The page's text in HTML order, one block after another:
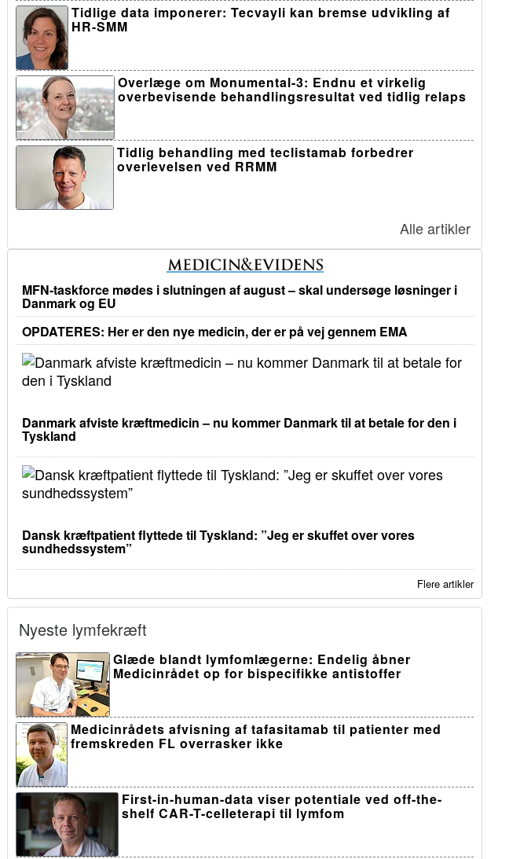
Tidlige data imponerer: Tecvayli kan bremse udvikling af
HR-SMM
Overlæge om Monumental-3: Endnu et virkelig
overbevisende behandlingsresultat ved tidlig relaps
Tidlig behandling med teclistamab forbedrer
overlevelsen ved RRMM
Alle artikler
MFN-taskforce mødes i slutningen af august – skal undersøge løsninger i
Danmark og EU
OPDATERES: Her er den nye medicin, der er på vej gennem EMA
Danmark afviste kræftmedicin – nu kommer Danmark til at betale for den i
Tyskland
Dansk kræftpatient flyttede til Tyskland: ”Jeg er skuffet over vores
sundhedssystem”
Flere artikler
Nyeste lymfekræft
Glæde blandt lymfomlægerne: Endelig åbner
Medicinrådet op for bispecifikke antistoffer
Medicinrådets afvisning af tafasitamab til patienter med
fremskreden FL overrasker ikke
First-in-human-data viser potentiale ved off-the-
shelf CAR-T-celleterapi til lymfom